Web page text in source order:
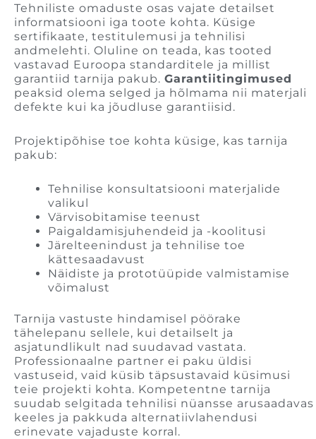
Tehniliste omaduste osas vajate detailset
informatsiooni iga toote kohta. Küsige
sertifikaate, testitulemusi ja tehnilisi
andmelehti. Oluline on teada, kas tooted
vastavad Euroopa standarditele ja millist
garantiid tarnija pakub. Garantiitingimused
peaksid olema selged ja hõlmama nii materjali
defekte kui ka jõudluse garantiisid.
Projektipõhise toe kohta küsige, kas tarnija
pakub:
Tehnilise konsultatsiooni materjalide
valikul
Värvisobitamise teenust
Paigaldamisjuhendeid ja -koolitusi
Järelteenindust ja tehnilise toe
kättesaadavust
Näidiste ja prototüüpide valmistamise
võimalust
Tarnija vastuste hindamisel pöörake
tähelepanu sellele, kui detailselt ja
asjatundlikult nad suudavad vastata.
Professionaalne partner ei paku üldisi
vastuseid, vaid küsib täpsustavaid küsimusi
teie projekti kohta. Kompetentne tarnija
suudab selgitada tehnilisi nüansse arusaadavas
keeles ja pakkuda alternatiivlahendusi
erinevate vajaduste korral.